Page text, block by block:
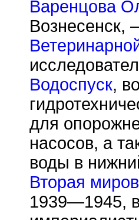
Варенцова
Вознесенск,
Водоспуск,
для
насосов, а
воды в
Вторая
1939—1945,